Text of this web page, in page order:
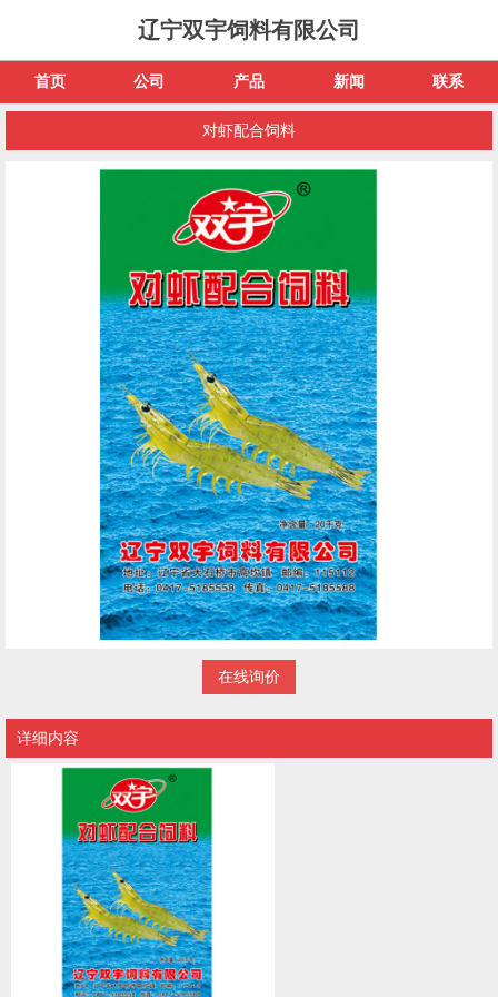
辽宁双宇饲料有限公司
首页 公司 产品 新闻 联系
对虾配合饲料
在线询价
详细内容